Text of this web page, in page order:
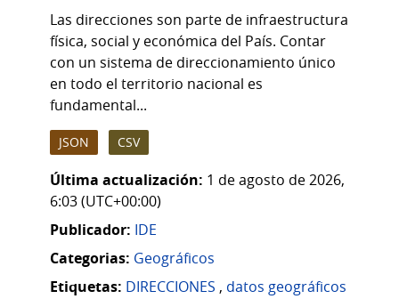
Las direcciones son parte de infraestructura
física, social y económica del País. Contar
con un sistema de direccionamiento único
en todo el territorio nacional es
fundamental...
JSON CSV
Última actualización: 1 de agosto de 2026,
6:03 (UTC+00:00)
Publicador: IDE
Categorias: Geográficos
Etiquetas: DIRECCIONES , datos geográficos